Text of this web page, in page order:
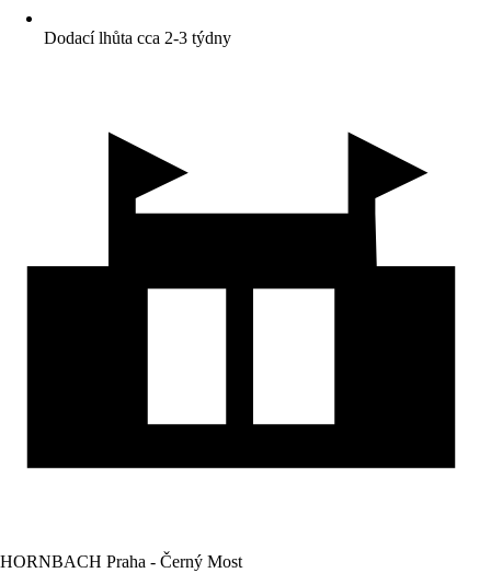
Dodací lhůta cca 2-3 týdny
HORNBACH Praha - Černý Most